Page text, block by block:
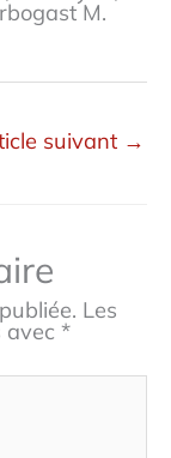
M.
suivant →
Les
avec *